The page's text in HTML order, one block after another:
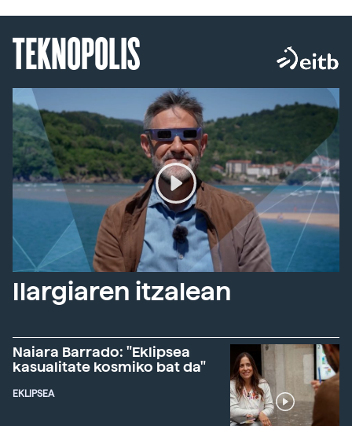
TEKNOPOLIS
Ilargiaren itzalean
Naiara Barrado: "Eklipsea
kasualitate kosmiko bat da"
EKLIPSEA